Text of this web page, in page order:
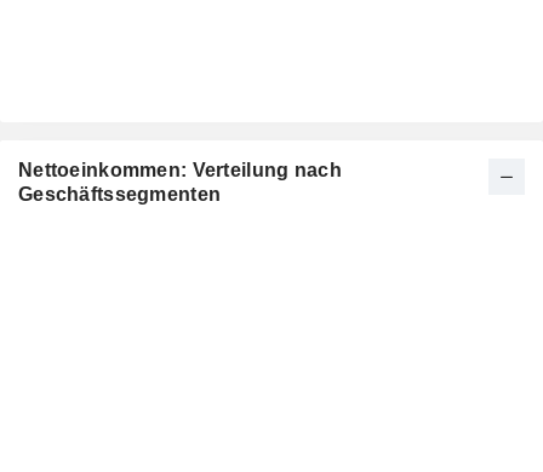
Nettoeinkommen: Verteilung nach
Geschäftssegmenten